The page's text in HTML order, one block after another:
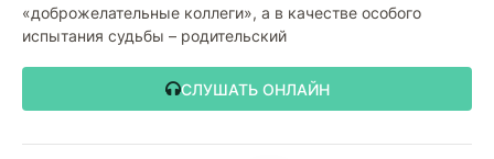
«доброжелательные коллеги», а в качестве особого
испытания судьбы – родительский
СЛУШАТЬ ОНЛАЙН